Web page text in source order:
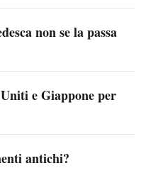
non se la passa
e Giappone per
antichi?